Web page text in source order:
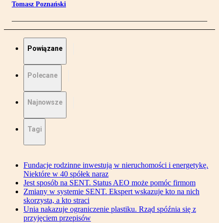
Tomasz Poznański
Powiązane
Polecane
Najnowsze
Tagi
Fundacje rodzinne inwestują w nieruchomości i energetykę.
Niektóre w 40 spółek naraz
Jest sposób na SENT. Status AEO może pomóc firmom
Zmiany w systemie SENT. Ekspert wskazuje kto na nich
skorzysta, a kto straci
Unia nakazuje ograniczenie plastiku. Rząd spóźnia się z
przyjęciem przepisów